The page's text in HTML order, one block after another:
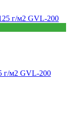
г/м2 GVL-200